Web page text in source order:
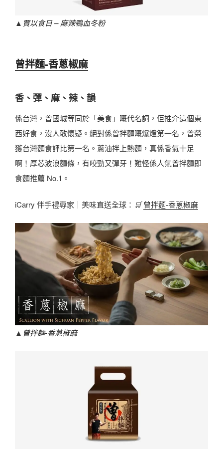
▲ 賈以食日 – 麻辣鴨血冬粉
曾拌麵-香蔥椒麻
香、彈、麻、辣、韻
係台灣，曾國城等同於「美食」嘅代名詞，佢推介這個東
西好食，沒人敢懷疑。絕對係曾拌麵嘅爆燈第一名，曾榮
獲台灣麵食評比第一名。蔥油拌上熱麵，真係香氣十足
啊！厚芯波浪麵條，有咬勁又彈牙！難怪係人氣曾拌麵即
食麵推薦 No.1。
iCarry 伴手禮專家｜美味直送全球： 🛒 曾拌麵-香蔥椒麻
▲ 曾拌麵-香蔥椒麻